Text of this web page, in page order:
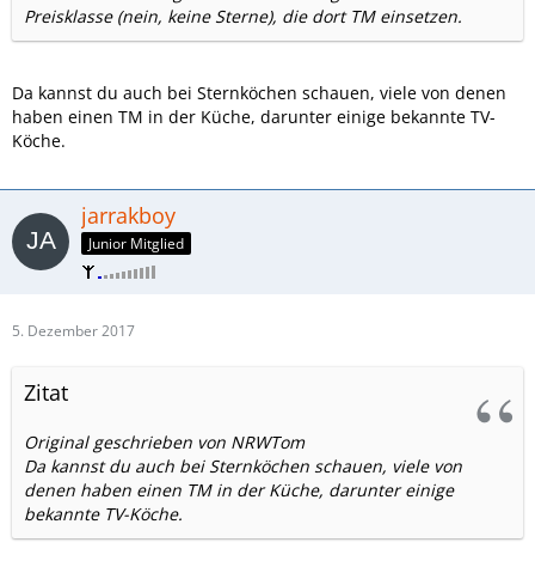
Preisklasse (nein, keine Sterne), die dort TM einsetzen.
Da kannst du auch bei Sternköchen schauen, viele von denen
haben einen TM in der Küche, darunter einige bekannte TV-
Köche.
jarrakboy
Junior Mitglied
5. Dezember 2017
Zitat
Original geschrieben von NRWTom
Da kannst du auch bei Sternköchen schauen, viele von
denen haben einen TM in der Küche, darunter einige
bekannte TV-Köche.